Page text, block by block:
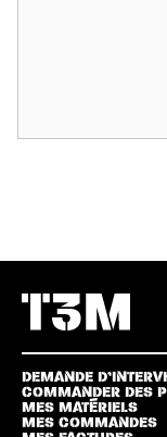
DEMANDE
COMMANDER DES
MES MATÉRIELS
MES COMMANDES